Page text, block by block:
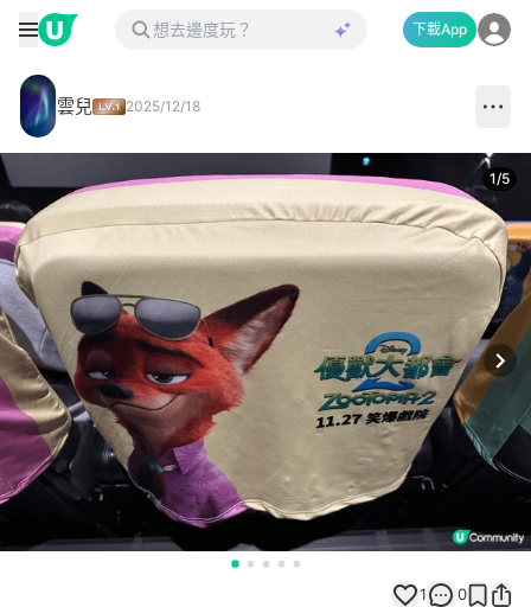
下載App
雲兒 2025/12/18
1/5
1 0